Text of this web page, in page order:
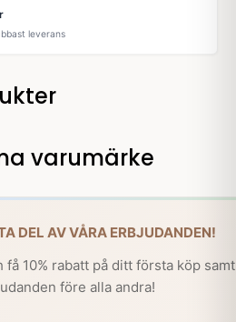
leverans
varumärke
DEL AV VÅRA ERBJUDANDEN!
få 10% rabatt på ditt första köp samt
före alla andra!